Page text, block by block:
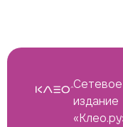
Сетевое
издание